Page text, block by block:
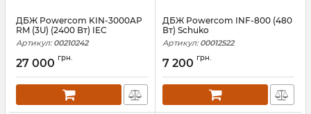
ДБЖ Powercom KIN-3000AP
RM (3U) (2400 Вт) IEC
Артикул: 00210242
27 000 грн.
ДБЖ Powercom INF-800 (480
Вт) Schuko
Артикул: 00012522
7 200 грн.